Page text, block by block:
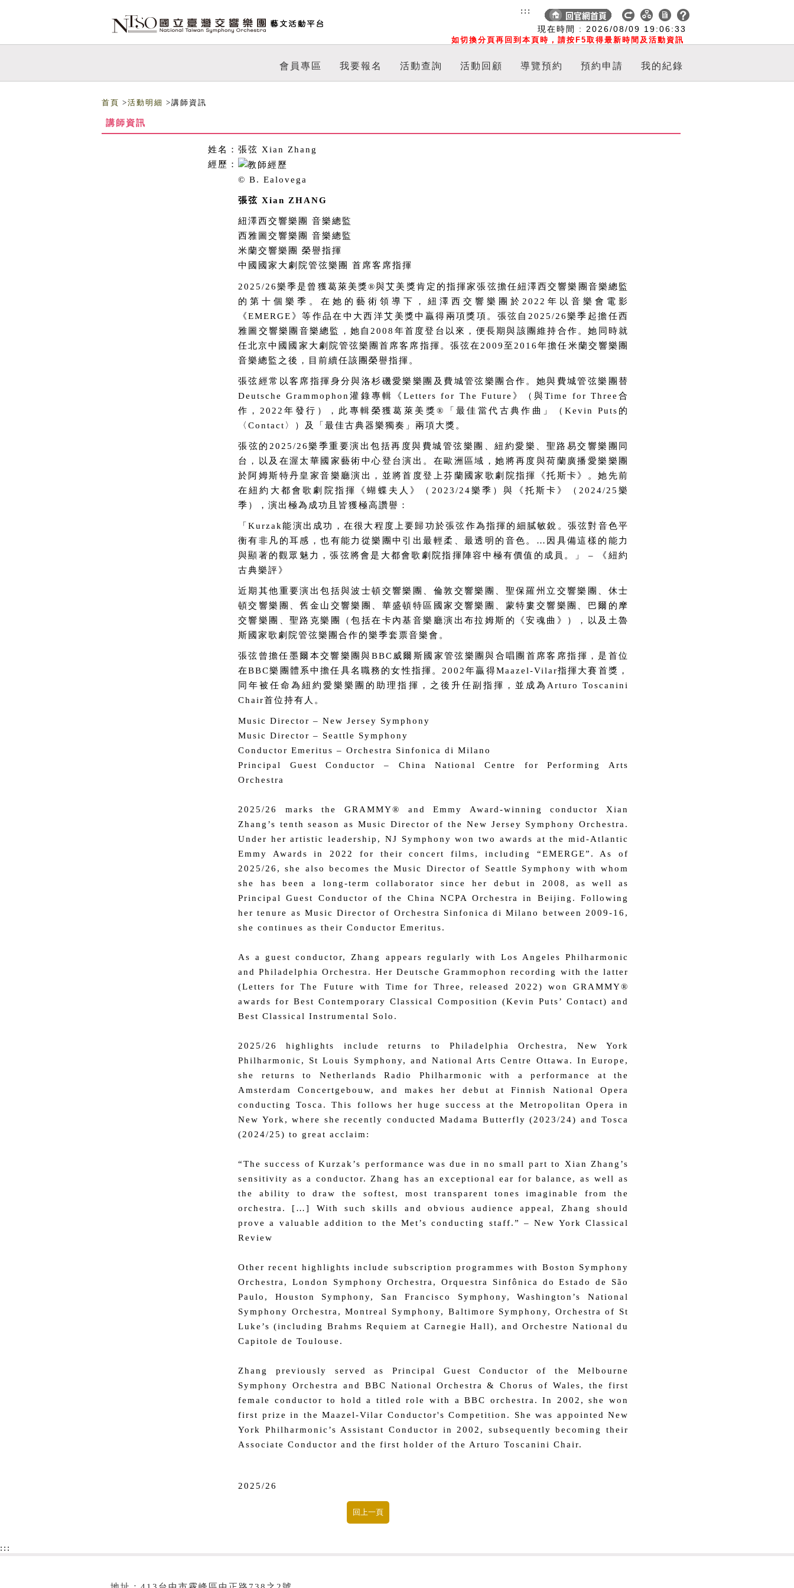
現在時間 : 2026/08/09 19:06:34
如切換分頁再回到本頁時，請按F5取得最新時間及活動資訊
:::
會員專區 我要報名 活動查詢 活動回顧 導覽預約 預約申請 我的紀錄
首頁 >活動明細 >講師資訊
講師資訊
姓名： 張弦 Xian Zhang
經歷：
© B. Ealovega
張弦 Xian ZHANG
紐澤西交響樂團 音樂總監
西雅圖交響樂團 音樂總監
米蘭交響樂團 榮譽指揮
中國國家大劇院管弦樂團 首席客席指揮
2025/26樂季是曾獲葛萊美獎®與艾美獎肯定的指揮家張弦擔任紐澤西交響樂團音樂總監
的第十個樂季。在她的藝術領導下，紐澤西交響樂團於2022年以音樂會電影
《EMERGE》等作品在中大西洋艾美獎中贏得兩項獎項。張弦自2025/26樂季起擔任西
雅圖交響樂團音樂總監，她自2008年首度登台以來，便長期與該團維持合作。她同時就
任北京中國國家大劇院管弦樂團首席客席指揮。張弦在2009至2016年擔任米蘭交響樂團
音樂總監之後，目前續任該團榮譽指揮。
張弦經常以客席指揮身分與洛杉磯愛樂樂團及費城管弦樂團合作。她與費城管弦樂團替
Deutsche Grammophon灌錄專輯《Letters for The Future》（與Time for Three合
作，2022年發行），此專輯榮獲葛萊美獎®「最佳當代古典作曲」（Kevin Puts的
〈Contact〉）及「最佳古典器樂獨奏」兩項大獎。
張弦的2025/26樂季重要演出包括再度與費城管弦樂團、紐約愛樂、聖路易交響樂團同
台，以及在渥太華國家藝術中心登台演出。在歐洲區域，她將再度與荷蘭廣播愛樂樂團
於阿姆斯特丹皇家音樂廳演出，並將首度登上芬蘭國家歌劇院指揮《托斯卡》。她先前
在紐約大都會歌劇院指揮《蝴蝶夫人》（2023/24樂季）與《托斯卡》（2024/25樂
季），演出極為成功且皆獲極高讚譽：
「Kurzak能演出成功，在很大程度上要歸功於張弦作為指揮的細膩敏銳。張弦對音色平
衡有非凡的耳感，也有能力從樂團中引出最輕柔、最透明的音色。…因具備這樣的能力
與顯著的觀眾魅力，張弦將會是大都會歌劇院指揮陣容中極有價值的成員。」 – 《紐約
古典樂評》
近期其他重要演出包括與波士頓交響樂團、倫敦交響樂團、聖保羅州立交響樂團、休士
頓交響樂團、舊金山交響樂團、華盛頓特區國家交響樂團、蒙特婁交響樂團、巴爾的摩
交響樂團、聖路克樂團（包括在卡內基音樂廳演出布拉姆斯的《安魂曲》），以及土魯
斯國家歌劇院管弦樂團合作的樂季套票音樂會。
張弦曾擔任墨爾本交響樂團與BBC威爾斯國家管弦樂團與合唱團首席客席指揮，是首位
在BBC樂團體系中擔任具名職務的女性指揮。2002年贏得Maazel-Vilar指揮大賽首獎，
同年被任命為紐約愛樂樂團的助理指揮，之後升任副指揮，並成為Arturo Toscanini
Chair首位持有人。
Music Director – New Jersey Symphony
Music Director – Seattle Symphony
Conductor Emeritus – Orchestra Sinfonica di Milano
Principal Guest Conductor – China National Centre for Performing Arts
Orchestra
2025/26 marks the GRAMMY® and Emmy Award-winning conductor Xian
Zhang’s tenth season as Music Director of the New Jersey Symphony Orchestra.
Under her artistic leadership, NJ Symphony won two awards at the mid-Atlantic
Emmy Awards in 2022 for their concert films, including “EMERGE”. As of
2025/26, she also becomes the Music Director of Seattle Symphony with whom
she has been a long-term collaborator since her debut in 2008, as well as
Principal Guest Conductor of the China NCPA Orchestra in Beijing. Following
her tenure as Music Director of Orchestra Sinfonica di Milano between 2009-16,
she continues as their Conductor Emeritus.
As a guest conductor, Zhang appears regularly with Los Angeles Philharmonic
and Philadelphia Orchestra. Her Deutsche Grammophon recording with the latter
(Letters for The Future with Time for Three, released 2022) won GRAMMY®
awards for Best Contemporary Classical Composition (Kevin Puts’ Contact) and
Best Classical Instrumental Solo.
2025/26 highlights include returns to Philadelphia Orchestra, New York
Philharmonic, St Louis Symphony, and National Arts Centre Ottawa. In Europe,
she returns to Netherlands Radio Philharmonic with a performance at the
Amsterdam Concertgebouw, and makes her debut at Finnish National Opera
conducting Tosca. This follows her huge success at the Metropolitan Opera in
New York, where she recently conducted Madama Butterfly (2023/24) and Tosca
(2024/25) to great acclaim:
“The success of Kurzak’s performance was due in no small part to Xian Zhang’s
sensitivity as a conductor. Zhang has an exceptional ear for balance, as well as
the ability to draw the softest, most transparent tones imaginable from the
orchestra. […] With such skills and obvious audience appeal, Zhang should
prove a valuable addition to the Met’s conducting staff.” – New York Classical
Review
Other recent highlights include subscription programmes with Boston Symphony
Orchestra, London Symphony Orchestra, Orquestra Sinfônica do Estado de São
Paulo, Houston Symphony, San Francisco Symphony, Washington’s National
Symphony Orchestra, Montreal Symphony, Baltimore Symphony, Orchestra of St
Luke’s (including Brahms Requiem at Carnegie Hall), and Orchestre National du
Capitole de Toulouse.
Zhang previously served as Principal Guest Conductor of the Melbourne
Symphony Orchestra and BBC National Orchestra & Chorus of Wales, the first
female conductor to hold a titled role with a BBC orchestra. In 2002, she won
first prize in the Maazel-Vilar Conductor's Competition. She was appointed New
York Philharmonic’s Assistant Conductor in 2002, subsequently becoming their
Associate Conductor and the first holder of the Arturo Toscanini Chair.
2025/26
:::